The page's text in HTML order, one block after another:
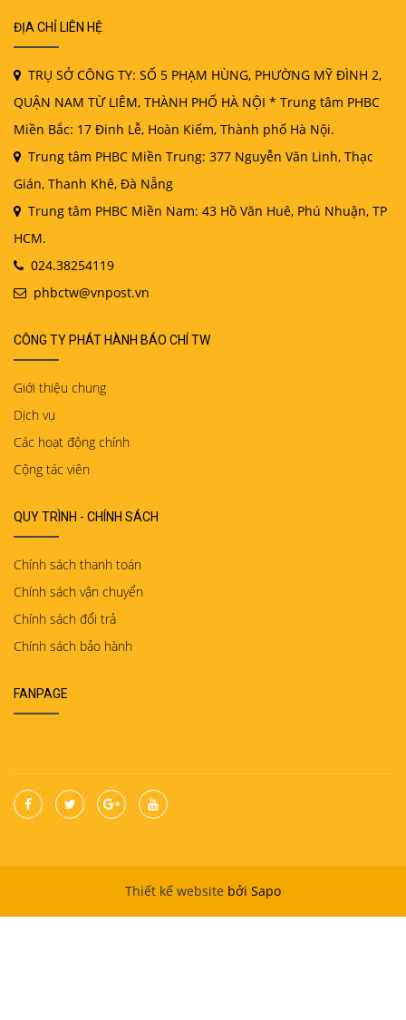
ĐỊA CHỈ LIÊN HỆ
TRỤ SỞ CÔNG TY: SỐ 5 PHẠM HÙNG, PHƯỜNG MỸ ĐÌNH 2,
QUẬN NAM TỪ LIÊM, THÀNH PHỐ HÀ NỘI * Trung tâm PHBC
Miền Bắc: 17 Đinh Lễ, Hoàn Kiếm, Thành phố Hà Nội.
Trung tâm PHBC Miền Trung: 377 Nguyễn Văn Linh, Thạc
Gián, Thanh Khê, Đà Nẵng
Trung tâm PHBC Miền Nam: 43 Hồ Văn Huê, Phú Nhuận, TP
HCM.
024.38254119
phbctw@vnpost.vn
CÔNG TY PHÁT HÀNH BÁO CHÍ TW
Giới thiệu chung
Dịch vụ
Các hoạt động chính
Cộng tác viên
QUY TRÌNH - CHÍNH SÁCH
Chính sách thanh toán
Chính sách vận chuyển
Chính sách đổi trả
Chính sách bảo hành
FANPAGE
Thiết kế website bởi Sapo